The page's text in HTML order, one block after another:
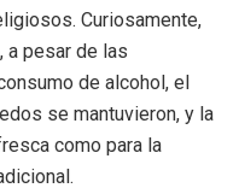
Curiosamente,
a pesar de las
de alcohol, el
se mantuvieron, y la
como para la